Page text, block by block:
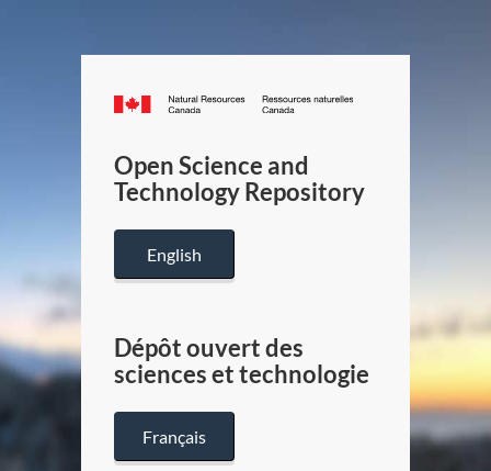
Canada.ca
/
Canada
Open Science and
Technology Repository
English
Dépôt ouvert des
sciences et technologie
Français